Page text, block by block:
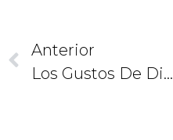
Anterior
Los Gustos De Dios